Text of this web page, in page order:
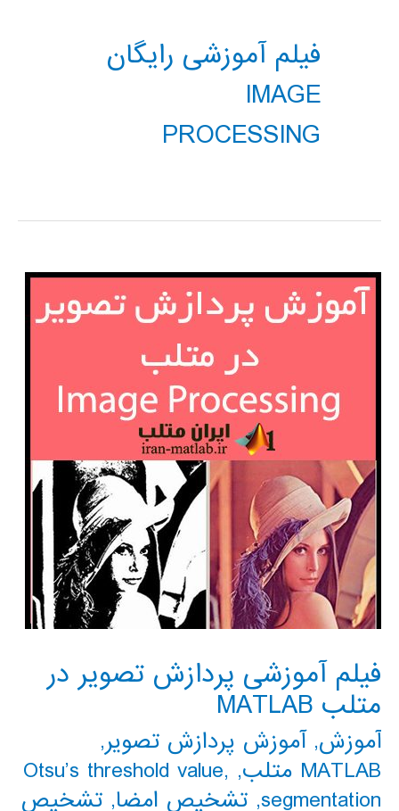
فیلم آموزشی رایگان
IMAGE
PROCESSING
فیلم آموزشی پردازش تصویر در
متلب MATLAB
آموزش,آموزش پردازش تصویر,
MATLAB متلب
,
Otsu’s threshold value,
segmentation
, تشخیص امضا, تشخیص